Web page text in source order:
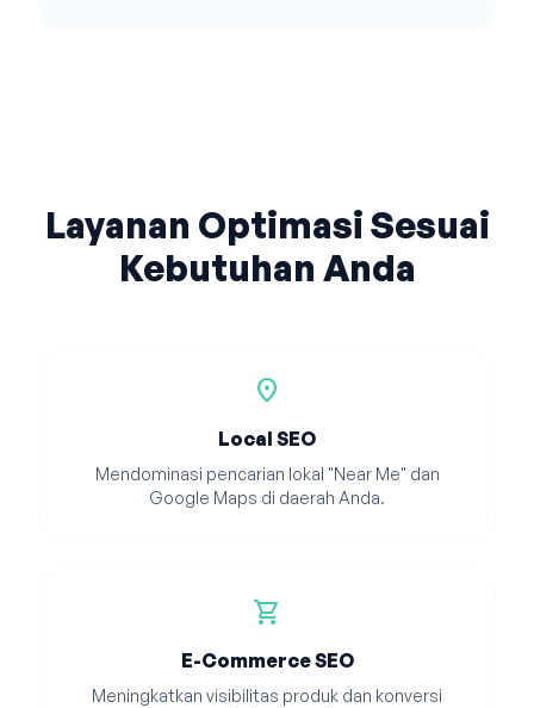
Layanan Optimasi Sesuai
Kebutuhan Anda
location_on
Local SEO
Mendominasi pencarian lokal "Near Me" dan
Google Maps di daerah Anda.
shopping_cart
E-Commerce SEO
Meningkatkan visibilitas produk dan konversi